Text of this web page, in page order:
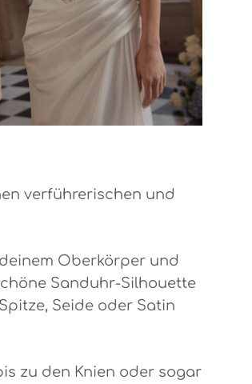
verführerischen und
Oberkörper und
Sanduhr-Silhouette
Seide oder Satin
zu den Knien oder sogar